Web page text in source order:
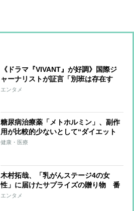
《ドラマ『VIVANT』が好調》国際ジ
ャーナリストが証言「別班は存在す
る」 金大中氏拉致事件に関与した元
エンタメ
糖尿病治療薬「メトホルミン」、副作
用が比較的少ないとして“ダイエット
目的”での使用が話題 健康被害拡大
健康・医療
木村拓哉、「乳がんステージ4の女
性」に届けたサプライズの贈り物 番
組企画で対面したファンが、夢と希望
エンタメ